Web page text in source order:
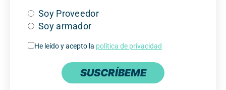
Soy Proveedor
Soy armador
He leído y acepto la política de privacidad
SUSCRÍBEME